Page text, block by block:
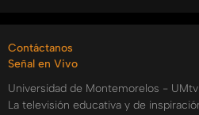
✅ Cómo Dios responde
✅ El poder de los versículos
Contáctanos
Señal en Vivo
Universidad de Montemorelos - UMtv
La televisión educativa y de